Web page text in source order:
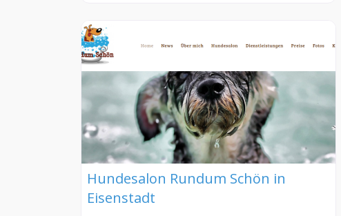
Hundesalon Rundum Schön in
Eisenstadt